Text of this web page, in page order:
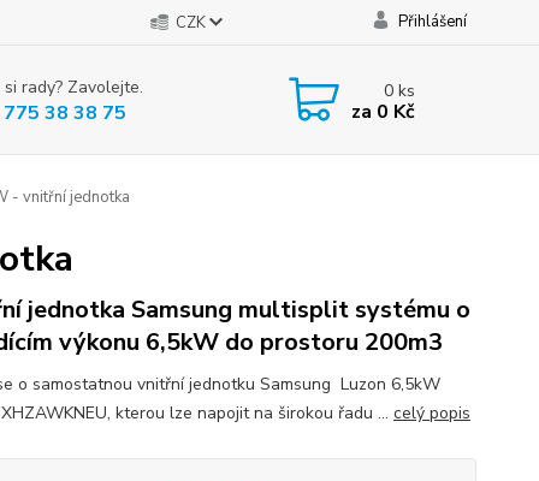
CZK Přihlášení
rady? Zavolejte.
38 38 75
0ks
za 0 Kč
- vnitřní jednotka
jednotka Samsung multisplit systému o
výkonu 6,5kW do prostoru 200m3
o samostatnou vnitřní jednotku Samsung Luzon 6,5kW
kterou lze napojit na širokou řadu ... celý popis